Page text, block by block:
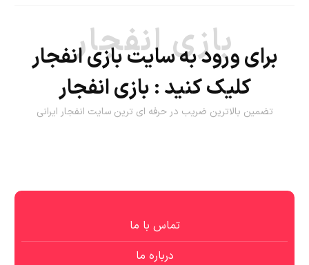
بازی انفجار
برای ورود به سایت بازی انفجار
کلیک کنید : بازی انفجار
تضمین بالاترین ضریب در حرفه ای ترین سایت انفجار ایرانی
تماس با ما
درباره ما